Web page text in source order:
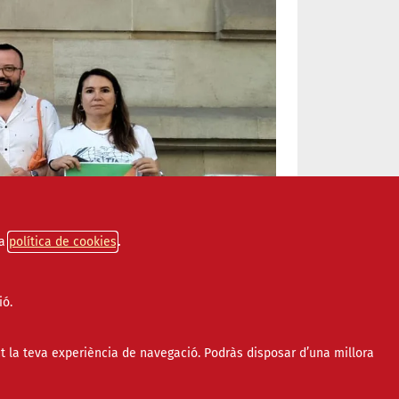
política de cookies
teva experiència de navegació. Podràs disposar d’una millora